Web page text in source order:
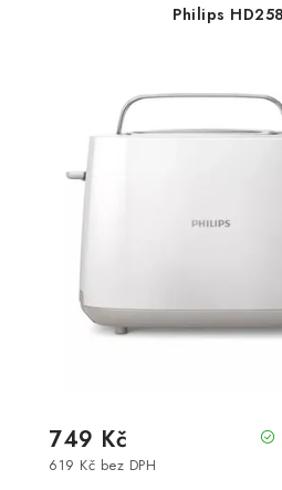
Philips
619 Kč bez DPH
749 Kč